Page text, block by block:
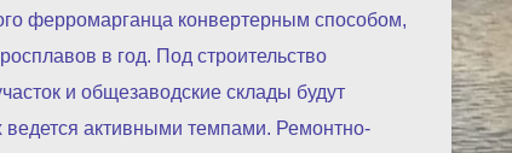
ферромарганца конвертерным способом,
в год. Под строительство
и общезаводские склады будут
активными темпами. Ремонтно-